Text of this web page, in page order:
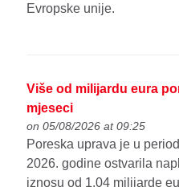
Evropske unije.
Više od milijardu eura
mjeseci
on 05/08/2026 at 09:25
Poreska uprava je u
2026. godine ostvarila
iznosu od 1,04 milijarde